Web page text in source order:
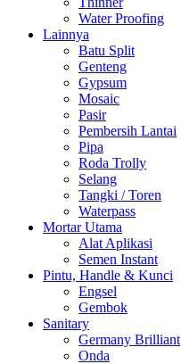
Water Proofing
Lainnya
Batu Split
Genteng
Gypsum
Mosaic
Pasir
Pembersih Lantai
Pipa
Roda Trolly
Selang
Tangki / Toren
Waterpass
Mortar Utama
Alat Aplikasi
Semen Instant
Pintu, Handle & Kunci
Engsel
Gembok
Sanitary
Germany Brilliant
Onda